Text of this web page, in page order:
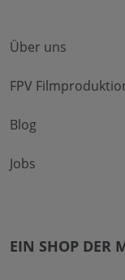
Über uns
FPV
Blog
Jobs
EIN SHOP DER